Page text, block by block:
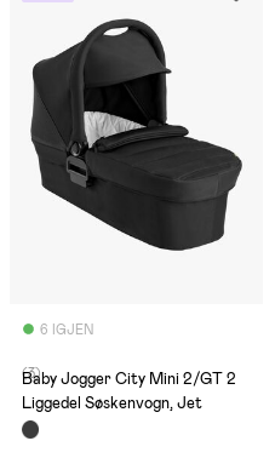
6 IGJEN
(3)
Baby Jogger City Mini 2/GT 2
Liggedel Søskenvogn, Jet